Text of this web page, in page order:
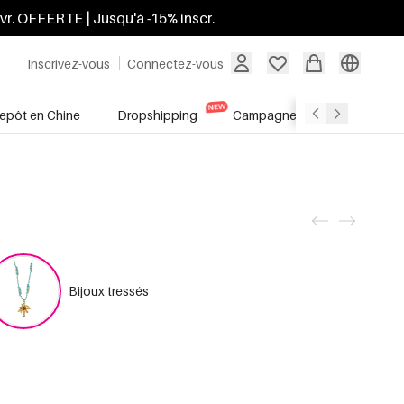
OFFERTE | Jusqu'à -15% inscr.
Inscrivez-vous Connectez-vous
en Chine Dropshipping Campagnes Soldes
Bijoux tressés